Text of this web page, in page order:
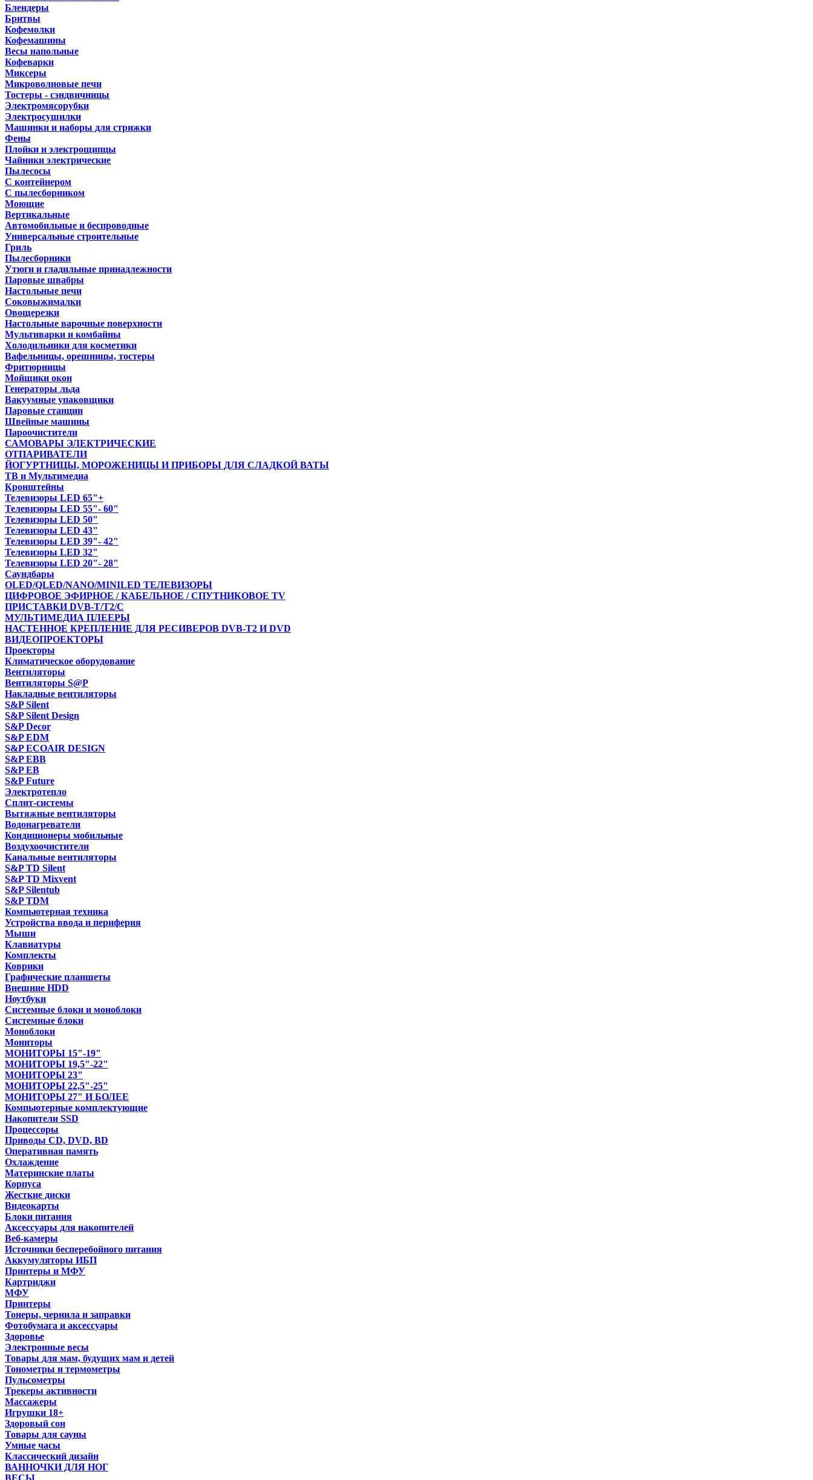
Блендеры
Бритвы
Кофемолки
Кофемашины
Весы напольные
Кофеварки
Миксеры
Микроволновые печи
Тостеры - сэндвичницы
Электромясорубки
Электросушилки
Машинки и наборы для стрижки
Фены
Плойки и электрощипцы
Чайники электрические
Пылесосы
С контейнером
С пылесборником
Моющие
Вертикальные
Автомобильные и беспроводные
Универсальные строительные
Гриль
Пылесборники
Утюги и гладильные принадлежности
Паровые швабры
Настольные печи
Соковыжималки
Овощерезки
Настольные варочные поверхности
Мультиварки и комбайны
Холодильники для косметики
Вафельницы, орешницы, тостеры
Фритюрницы
Мойщики окон
Генераторы льда
Вакуумные упаковщики
Паровые станции
Швейные машины
Пароочистители
САМОВАРЫ ЭЛЕКТРИЧЕСКИЕ
ОТПАРИВАТЕЛИ
ЙОГУРТНИЦЫ, МОРОЖЕНИЦЫ И ПРИБОРЫ ДЛЯ СЛАДКОЙ ВАТЫ
ТВ и Мультимедиа
Кронштейны
Телевизоры LED 65"+
Телевизоры LED 55"- 60"
Телевизоры LED 50"
Телевизоры LED 43"
Телевизоры LED 39"- 42"
Телевизоры LED 32"
Телевизоры LED 20"- 28"
Саундбары
OLED/QLED/NANO/MINILED ТЕЛЕВИЗОРЫ
ЦИФРОВОЕ ЭФИРНОЕ / КАБЕЛЬНОЕ / СПУТНИКОВОЕ TV
ПРИСТАВКИ DVB-T/T2/С
МУЛЬТИМЕДИА ПЛЕЕРЫ
НАСТЕННОЕ КРЕПЛЕНИЕ ДЛЯ РЕСИВЕРОВ DVB-T2 И DVD
ВИДЕОПРОЕКТОРЫ
Проекторы
Климатическое оборудование
Вентиляторы
Вентиляторы S@P
Накладные вентиляторы
S&P Silent
S&P Silent Design
S&P Decor
S&P EDM
S&P ECOAIR DESIGN
S&P EBB
S&P EB
S&P Future
Электротепло
Сплит-системы
Вытяжные вентиляторы
Водонагреватели
Кондиционеры мобильные
Воздухоочистители
Канальные вентиляторы
S&P TD Silent
S&P TD Mixvent
S&P Silentub
S&P TDM
Компьютерная техника
Устройства ввода и периферия
Мыши
Клавиатуры
Комплекты
Коврики
Графические планшеты
Внешние HDD
Ноутбуки
Системные блоки и моноблоки
Системные блоки
Моноблоки
Мониторы
МОНИТОРЫ 15"-19"
МОНИТОРЫ 19,5"-22"
МОНИТОРЫ 23"
МОНИТОРЫ 22,5"-25"
МОНИТОРЫ 27" И БОЛЕЕ
Компьютерные комплектующие
Накопители SSD
Процессоры
Приводы CD, DVD, BD
Оперативная память
Охлаждение
Материнские платы
Корпуса
Жесткие диски
Видеокарты
Блоки питания
Аксессуары для накопителей
Веб-камеры
Источники бесперебойного питания
Аккумуляторы ИБП
Принтеры и МФУ
Картриджи
МФУ
Принтеры
Тонеры, чернила и заправки
Фотобумага и аксессуары
Здоровье
Электронные весы
Товары для мам, будущих мам и детей
Тонометры и термометры
Пульсометры
Трекеры активности
Массажеры
Игрушки 18+
Здоровый сон
Товары для сауны
Умные часы
Классический дизайн
ВАННОЧКИ ДЛЯ НОГ
ВЕСЫ